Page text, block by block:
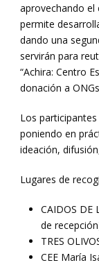
aprovechando
permite
dando una
servirán para
“Achira: Centro
donación a
Los
poniendo en
ideación,
Lugares de
CAIDOS DE
de
TRES
CEE María